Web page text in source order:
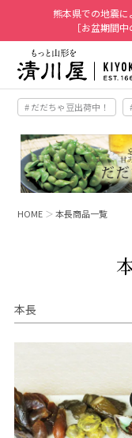
熊本県での地震
［お盆期間
# だだちゃ豆出荷中！
HOME 本長商品一覧
本長
キーワード
商品番号
価格